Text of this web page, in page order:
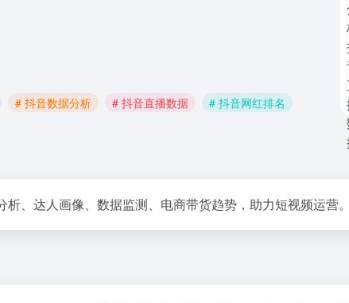
# 抖音数据分析 # 抖音直播数据 # 抖音网红排名
、达人画像、数据监测、电商带货趋势，助力短视频运营。